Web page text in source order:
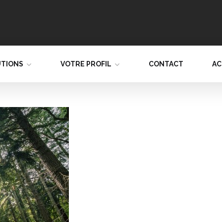
VOTRE PROFIL CONTACT